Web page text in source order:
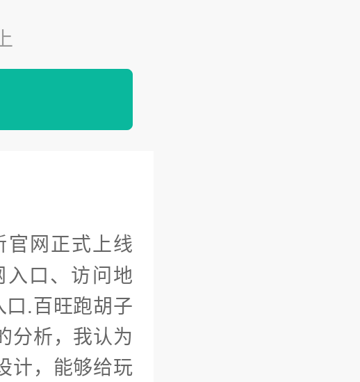
网正式上线
口、访问地
.百旺跑胡子
分析，我认为
计，能够给玩